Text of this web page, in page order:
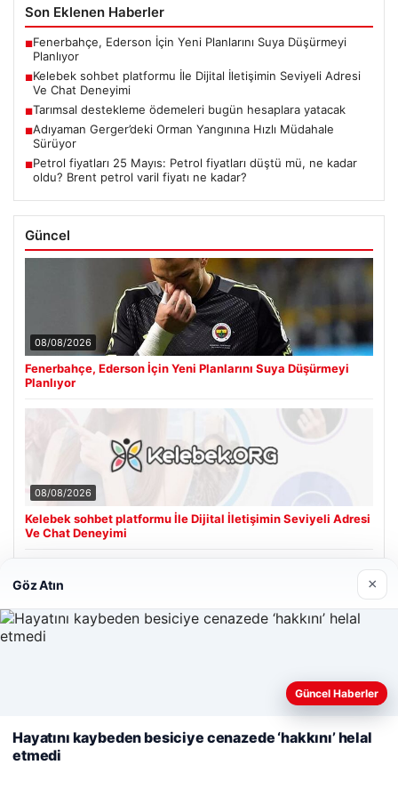
Son Eklenen Haberler
■Fenerbahçe, Ederson İçin Yeni Planlarını Suya Düşürmeyi
Planlıyor
■Kelebek sohbet platformu İle Dijital İletişimin Seviyeli Adresi
Ve Chat Deneyimi
■Tarımsal destekleme ödemeleri bugün hesaplara yatacak
■Adıyaman Gerger’deki Orman Yangınına Hızlı Müdahale
Sürüyor
■Petrol fiyatları 25 Mayıs: Petrol fiyatları düştü mü, ne kadar
oldu? Brent petrol varil fiyatı ne kadar?
Güncel
08/08/2026
Fenerbahçe, Ederson İçin Yeni Planlarını Suya Düşürmeyi
Planlıyor
08/08/2026
Kelebek sohbet platformu İle Dijital İletişimin Seviyeli Adresi
Ve Chat Deneyimi
Cengiz Sigorta
Web sitemizi nasıl kullandığınızı daha iyi anlayabilmek,
kullanıyoruz.
Çerez Politikamız
Reddet
Göz Atın ×
Güncel Haberler
Hayatını kaybeden besiciye cenazede ‘hakkını’ helal
etmedi